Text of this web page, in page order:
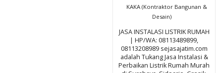
KAKA (Kontraktor Bangunan &
Desain)
JASA INSTALASI LISTRIK RUMAH
| HP/WA: 08113489899,
08113208989 sejasajatim.com
adalah Tukang Jasa Instalasi &
Perbaikan Listrik Rumah Murah